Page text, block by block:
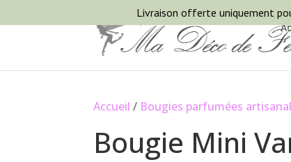
Accueil / Bougies parfumées
Bougie Mini
Livraison offerte uniquement